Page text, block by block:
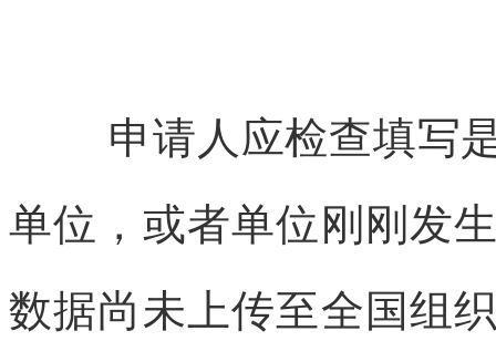
申请人应检查填写
单位，或者单位刚刚发
数据尚未上传至全国组